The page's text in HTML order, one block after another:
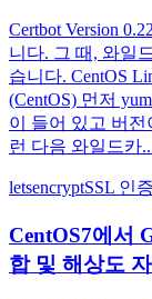
Certbot Version
니다. 그 때, 와일
습니다. CentOS
(CentOS) 먼저
이 들어 있고 버전
런 다음 와일드카
letsencryptSSL 인
CentOS7에서
합 및 해상도